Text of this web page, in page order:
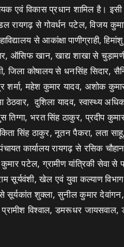
एवं विकास प्रधान शामिल है।
से गोवर्धन पटेल, विजय कुमार
से आकांक्षा पाणीग्राही,
ऑसिफ खान, खाद्य शाखा से चुड़ामणी
जिला कोषालय से धनसिंह सिदार,
शर्मा, महेश कुमार यादव, अशोक
दुशिला यादव, स्वास्थ्य
तिग्गा, भरत सिंह ठाकुर, प्रदीप
सिंह ठाकुर, नूतन पैकरा, लता
कार्यालय रायगढ़ से रसिक चौहान,
कुमार पटेल, ग्रामीण यांत्रिकी सेवा
सूर्यवंशी, खेल एवं युवा कल्याण
से सूर्यकांत शुक्ला, सुनील कुमार
विश्वाल, डमरूधर